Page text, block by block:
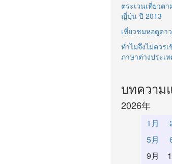
ตระเวนเที่ยวต
ญี่ปุ่น ปี 2013
เที่ยวชมหอดูดา
ทำไมจึงไม่ควร
ภาษาต่างประเ
บทความ
2026年
1月
5月
9月